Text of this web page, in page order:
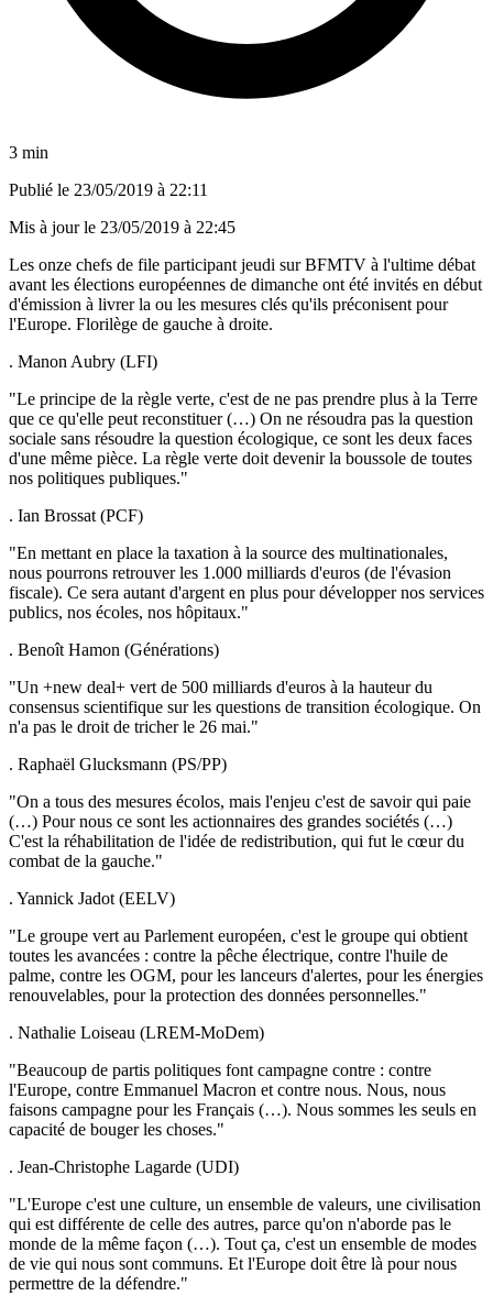
3 min
Publié le 23/05/2019 à 22:11
Mis à jour le 23/05/2019 à 22:45
Les onze chefs de file participant jeudi sur BFMTV à l'ultime débat
avant les élections européennes de dimanche ont été invités en début
d'émission à livrer la ou les mesures clés qu'ils préconisent pour
l'Europe. Florilège de gauche à droite.
. Manon Aubry (LFI)
"Le principe de la règle verte, c'est de ne pas prendre plus à la Terre
que ce qu'elle peut reconstituer (…) On ne résoudra pas la question
sociale sans résoudre la question écologique, ce sont les deux faces
d'une même pièce. La règle verte doit devenir la boussole de toutes
nos politiques publiques."
. Ian Brossat (PCF)
"En mettant en place la taxation à la source des multinationales,
nous pourrons retrouver les 1.000 milliards d'euros (de l'évasion
fiscale). Ce sera autant d'argent en plus pour développer nos services
publics, nos écoles, nos hôpitaux."
. Benoît Hamon (Générations)
"Un +new deal+ vert de 500 milliards d'euros à la hauteur du
consensus scientifique sur les questions de transition écologique. On
n'a pas le droit de tricher le 26 mai."
. Raphaël Glucksmann (PS/PP)
"On a tous des mesures écolos, mais l'enjeu c'est de savoir qui paie
(…) Pour nous ce sont les actionnaires des grandes sociétés (…)
C'est la réhabilitation de l'idée de redistribution, qui fut le cœur du
combat de la gauche."
. Yannick Jadot (EELV)
"Le groupe vert au Parlement européen, c'est le groupe qui obtient
toutes les avancées : contre la pêche électrique, contre l'huile de
palme, contre les OGM, pour les lanceurs d'alertes, pour les énergies
renouvelables, pour la protection des données personnelles."
. Nathalie Loiseau (LREM-MoDem)
"Beaucoup de partis politiques font campagne contre : contre
l'Europe, contre Emmanuel Macron et contre nous. Nous, nous
faisons campagne pour les Français (…). Nous sommes les seuls en
capacité de bouger les choses."
. Jean-Christophe Lagarde (UDI)
"L'Europe c'est une culture, un ensemble de valeurs, une civilisation
qui est différente de celle des autres, parce qu'on n'aborde pas le
monde de la même façon (…). Tout ça, c'est un ensemble de modes
de vie qui nous sont communs. Et l'Europe doit être là pour nous
permettre de la défendre."